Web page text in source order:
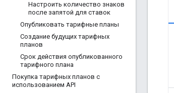
Настроить количество знаков
после запятой для ставок
Опубликовать тарифные планы
Создание будущих тарифных
планов
Срок действия опубликованного
тарифного плана
Покупка тарифных планов с
использованием API